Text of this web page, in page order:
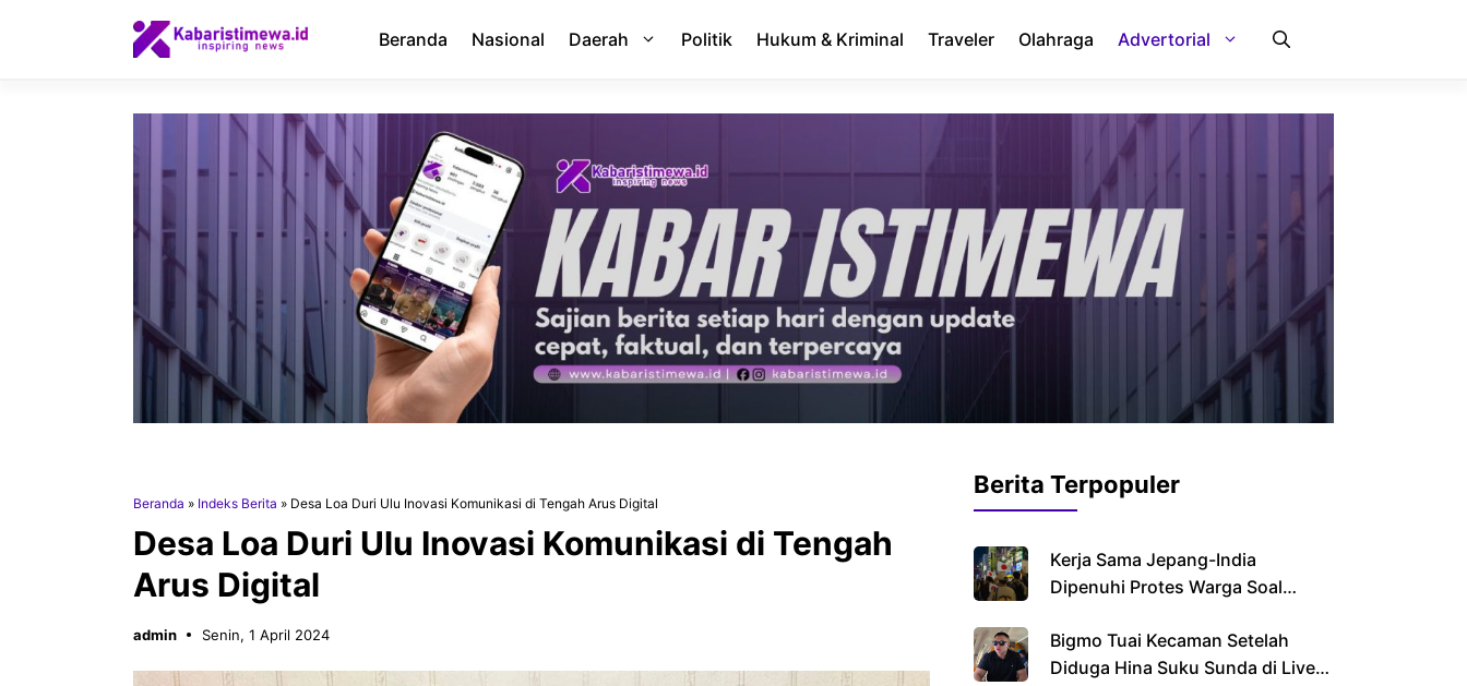
Beranda Nasional Daerah Politik Hukum & Kriminal Traveler Olahraga Advertorial
Beranda » Indeks Berita » Desa Loa Duri Ulu Inovasi Komunikasi di Tengah Arus Digital
Desa Loa Duri Ulu Inovasi Komunikasi di Tengah
Arus Digital
admin Senin, 1 April 2024
Berita Terpopuler
Kerja Sama Jepang-India
Dipenuhi Protes Warga Soal
Bigmo Tuai Kecaman Setelah
Diduga Hina Suku Sunda di Live